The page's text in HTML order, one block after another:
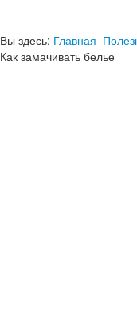
Вы здесь: Главная
Как замачивать белье